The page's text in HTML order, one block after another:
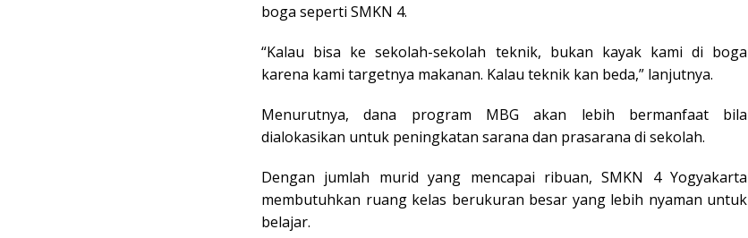
boga seperti SMKN 4.
“Kalau bisa ke sekolah-sekolah teknik, bukan kayak kami di boga
karena kami targetnya makanan. Kalau teknik kan beda,” lanjutnya.
Menurutnya, dana program MBG akan lebih bermanfaat bila
dialokasikan untuk peningkatan sarana dan prasarana di sekolah.
Dengan jumlah murid yang mencapai ribuan, SMKN 4 Yogyakarta
membutuhkan ruang kelas berukuran besar yang lebih nyaman untuk
belajar.